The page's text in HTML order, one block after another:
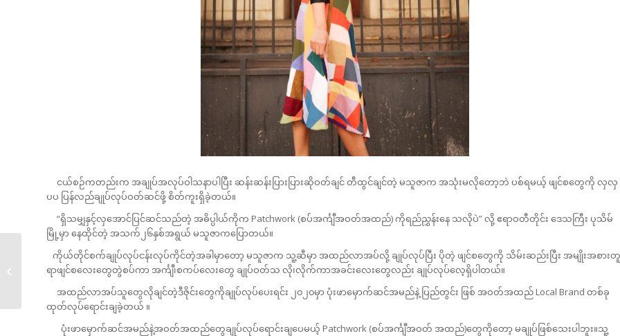
ငယ်စဉ်ကတည်းက အချုပ်အလုပ်ဝါသနာပါပြီး ဆန်းဆန်းပြားပြားဆိုဝတ်ချင် တီထွင်ချင်တဲ့ မသူဇာက အသုံးမလိုတော့ဘဲ ပစ်ရမယ့် ဖျင်စတွေကို လှလှ
ပပ ပြန်လည်ချုပ်လုပ်ဝတ်ဆင်ဖို့ စိတ်ကူးရှိခဲ့တယ်။
“ရှိသမျှနှင့်လှအောင်ပြင်ဆင်သည်တဲ့ အဓိပ္ပါယ်ကိုက Patchwork (စပ်အင်္ကျီအဝတ်အထည်) ကိုရည်ညွှန်းနေ သလိုပဲ” လို့ ဧရာဝတီတိုင်း ဒေသကြီး ပုသိမ်
မြို့မှာ နေထိုင်တဲ့ အသက်၂၆နှစ်အရွယ် မသူဇာကပြောတယ်။
ကိုယ်တိုင်စက်ချုပ်လုပ်ငန်းလုပ်ကိုင်တဲ့အခါမှာတော့ မသူဇာက သူ့ဆီမှာ အထည်လာအပ်လို့ ချုပ်လုပ်ပြီး ပိုတဲ့ ဖျင်စတွေကို သိမ်းဆည်းပြီး အမျိုးအစားတူ
ရာဖျင်စလေးတွေတွဲစပ်ကာ အင်္ကျီ၊စကပ်လေးတွေ ချုပ်ဝတ်သ လို၊လိုက်ကာအခင်းလေးတွေလည်း ချုပ်လုပ်လေ့ရှိပါတယ်။
အထည်လာအပ်သူတွေလိုချင်တဲ့ဒီဇိုင်းတွေကိုချုပ်လုပ်ပေးရင်း ၂၀၂၀မှာ ပုံးဖာမှောက်ဆင်အမည်နဲ့ ပြည်တွင်း ဖြစ် အဝတ်အထည် Local Brand တစ်ခု
ထုတ်လုပ်ရောင်းချခဲ့တယ် ။
ပုံးဖာမှောက်ဆင်အမည်နဲ့အဝတ်အထည်တွေချုပ်လုပ်ရောင်းချပေမယ့် Patchwork (စပ်အင်္ကျီအဝတ် အထည်)တွေကိုတော့ မချုပ်ဖြစ်သေးပါဘူး။သူ့
စစ်မီးအပူကြောင့်
အေးချမ်းမ...